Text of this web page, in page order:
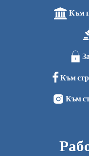
Към
Към
Към